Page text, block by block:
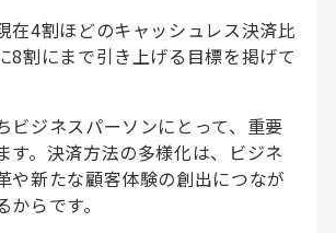
在4割ほどのキャッシュレス決済比
8割にまで引き上げる目標を掲げて
ビジネスパーソンにとって、重要
す。決済方法の多様化は、ビジネ
や新たな顧客体験の創出につなが
らです。